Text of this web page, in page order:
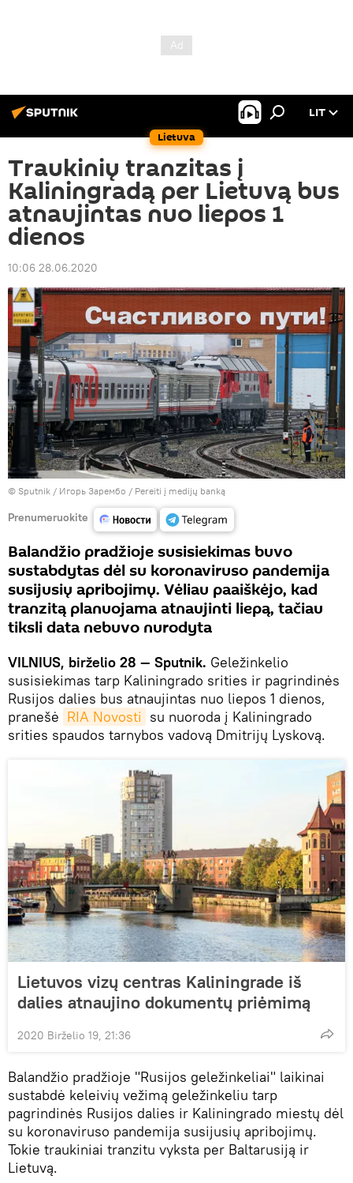
Lietuva
LIT
Traukinių tranzitas į
Kaliningradą per Lietuvą bus
atnaujintas nuo liepos 1
dienos
10:06 28.06.2020
© Sputnik / Игорь Зарембо / Pereiti į medijų banką
Prenumeruokite
Balandžio pradžioje susisiekimas buvo
sustabdytas dėl su koronaviruso pandemija
susijusių apribojimų. Vėliau paaiškėjo, kad
tranzitą planuojama atnaujinti liepą, tačiau
tiksli data nebuvo nurodyta
VILNIUS, birželio 28 — Sputnik. Geležinkelio
susisiekimas tarp Kaliningrado srities ir pagrindinės
Rusijos dalies bus atnaujintas nuo liepos 1 dienos,
pranešė RIA Novosti su nuoroda į Kaliningrado
srities spaudos tarnybos vadovą Dmitrijų Lyskovą.
Lietuvos vizų centras Kaliningrade iš
dalies atnaujino dokumentų priėmimą
2020 Birželio 19, 21:36
Balandžio pradžioje "Rusijos geležinkeliai" laikinai
sustabdė keleivių vežimą geležinkeliu tarp
pagrindinės Rusijos dalies ir Kaliningrado miestų dėl
su koronaviruso pandemija susijusių apribojimų.
Tokie traukiniai tranzitu vyksta per Baltarusiją ir
Lietuvą.